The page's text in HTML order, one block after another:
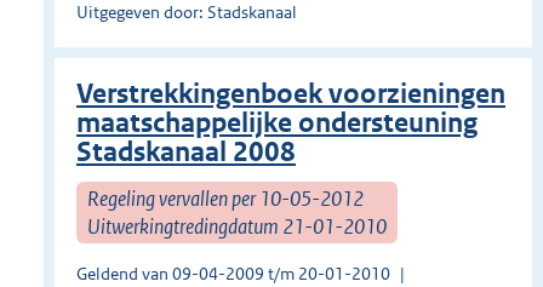
Uitgegeven door: Stadskanaal
Verstrekkingenboek voorzieningen
maatschappelijke ondersteuning
Stadskanaal 2008
Regeling vervallen per 10-05-2012
Uitwerkingtredingdatum 21-01-2010
Geldend van 09-04-2009 t/m 20-01-2010